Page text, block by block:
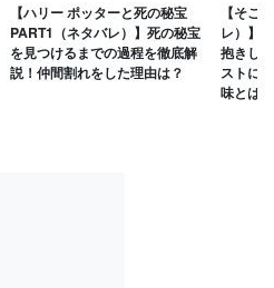
【ハリー ポッターと死の秘宝
PART1（ネタバレ）】死の秘宝
を見つけるまでの過程を徹底解
説！仲間割れをした理由は？
【そこ
レ）】
抱きし
ストに
味とは